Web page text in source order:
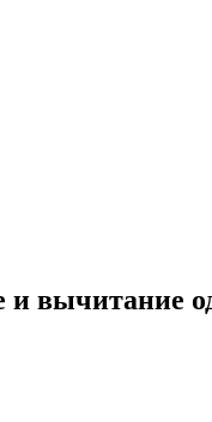
вычитание